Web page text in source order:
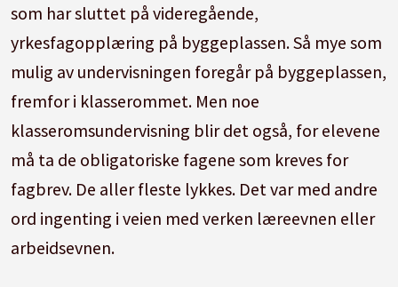
som har sluttet på videregående,
yrkesfagopplæring på byggeplassen. Så mye som
mulig av undervisningen foregår på byggeplassen,
fremfor i klasserommet. Men noe
klasseromsundervisning blir det også, for elevene
må ta de obligatoriske fagene som kreves for
fagbrev. De aller fleste lykkes. Det var med andre
ord ingenting i veien med verken læreevnen eller
arbeidsevnen.